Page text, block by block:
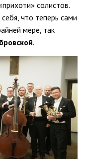
солистов.
что теперь сами
мере, так
.